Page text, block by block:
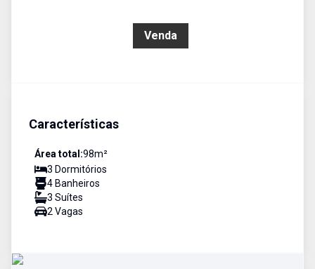
Venda
Características
Área total:98m²
3 Dormitórios
4 Banheiros
3 Suítes
2 Vagas